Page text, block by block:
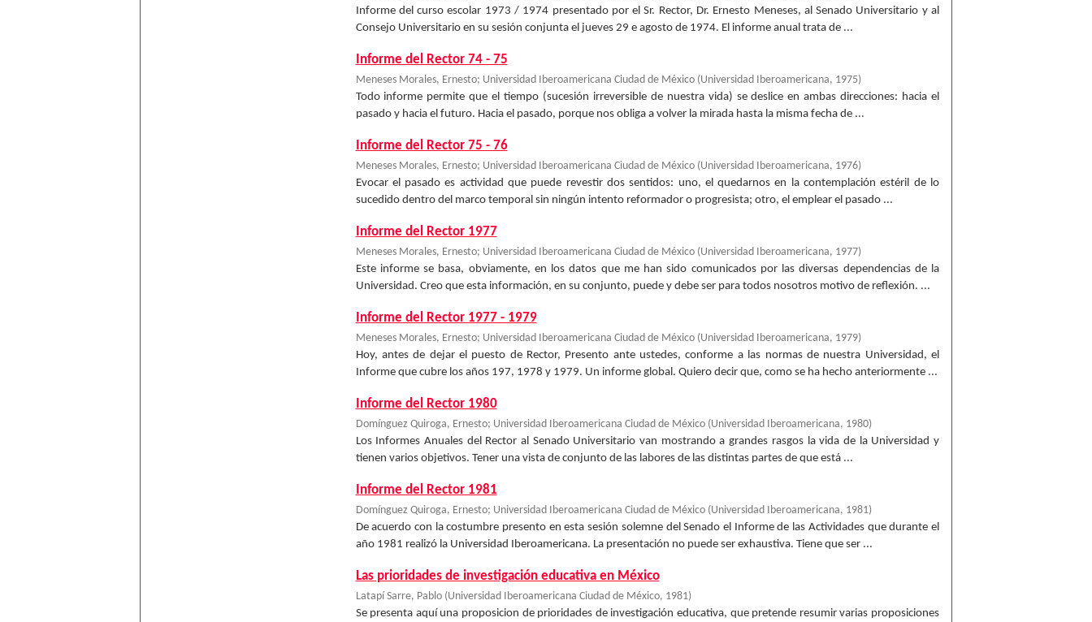
Informe del curso escolar 1973 / 1974 presentado por el Sr. Rector, Dr. Ernesto Meneses, al Senado Universitario y al
Consejo Universitario en su sesión conjunta el jueves 29 e agosto de 1974. El informe anual trata de ...
Informe del Rector 74 - 75
Meneses Morales, Ernesto; Universidad Iberoamericana Ciudad de México (Universidad Iberoamericana, 1975)
Todo informe permite que el tiempo (sucesión irreversible de nuestra vida) se deslice en ambas direcciones: hacia el
pasado y hacia el futuro. Hacia el pasado, porque nos obliga a volver la mirada hasta la misma fecha de ...
Informe del Rector 75 - 76
Meneses Morales, Ernesto; Universidad Iberoamericana Ciudad de México (Universidad Iberoamericana, 1976)
Evocar el pasado es actividad que puede revestir dos sentidos: uno, el quedarnos en la contemplación estéril de lo
sucedido dentro del marco temporal sin ningún intento reformador o progresista; otro, el emplear el pasado ...
Informe del Rector 1977
Meneses Morales, Ernesto; Universidad Iberoamericana Ciudad de México (Universidad Iberoamericana, 1977)
Este informe se basa, obviamente, en los datos que me han sido comunicados por las diversas dependencias de la
Universidad. Creo que esta información, en su conjunto, puede y debe ser para todos nosotros motivo de reflexión. ...
Informe del Rector 1977 - 1979
Meneses Morales, Ernesto; Universidad Iberoamericana Ciudad de México (Universidad Iberoamericana, 1979)
Hoy, antes de dejar el puesto de Rector, Presento ante ustedes, conforme a las normas de nuestra Universidad, el
Informe que cubre los años 197, 1978 y 1979. Un informe global. Quiero decir que, como se ha hecho anteriormente ...
Informe del Rector 1980
Domínguez Quiroga, Ernesto; Universidad Iberoamericana Ciudad de México (Universidad Iberoamericana, 1980)
Los Informes Anuales del Rector al Senado Universitario van mostrando a grandes rasgos la vida de la Universidad y
tienen varios objetivos. Tener una vista de conjunto de las labores de las distintas partes de que está ...
Informe del Rector 1981
Domínguez Quiroga, Ernesto; Universidad Iberoamericana Ciudad de México (Universidad Iberoamericana, 1981)
De acuerdo con la costumbre presento en esta sesión solemne del Senado el Informe de las Actividades que durante el
año 1981 realizó la Universidad Iberoamericana. La presentación no puede ser exhaustiva. Tiene que ser ...
Las prioridades de investigación educativa en México
Latapí Sarre, Pablo (Universidad Iberoamericana Ciudad de México, 1981)
Se presenta aquí una proposicion de prioridades de investigación educativa, que pretende resumir varias proposiciones